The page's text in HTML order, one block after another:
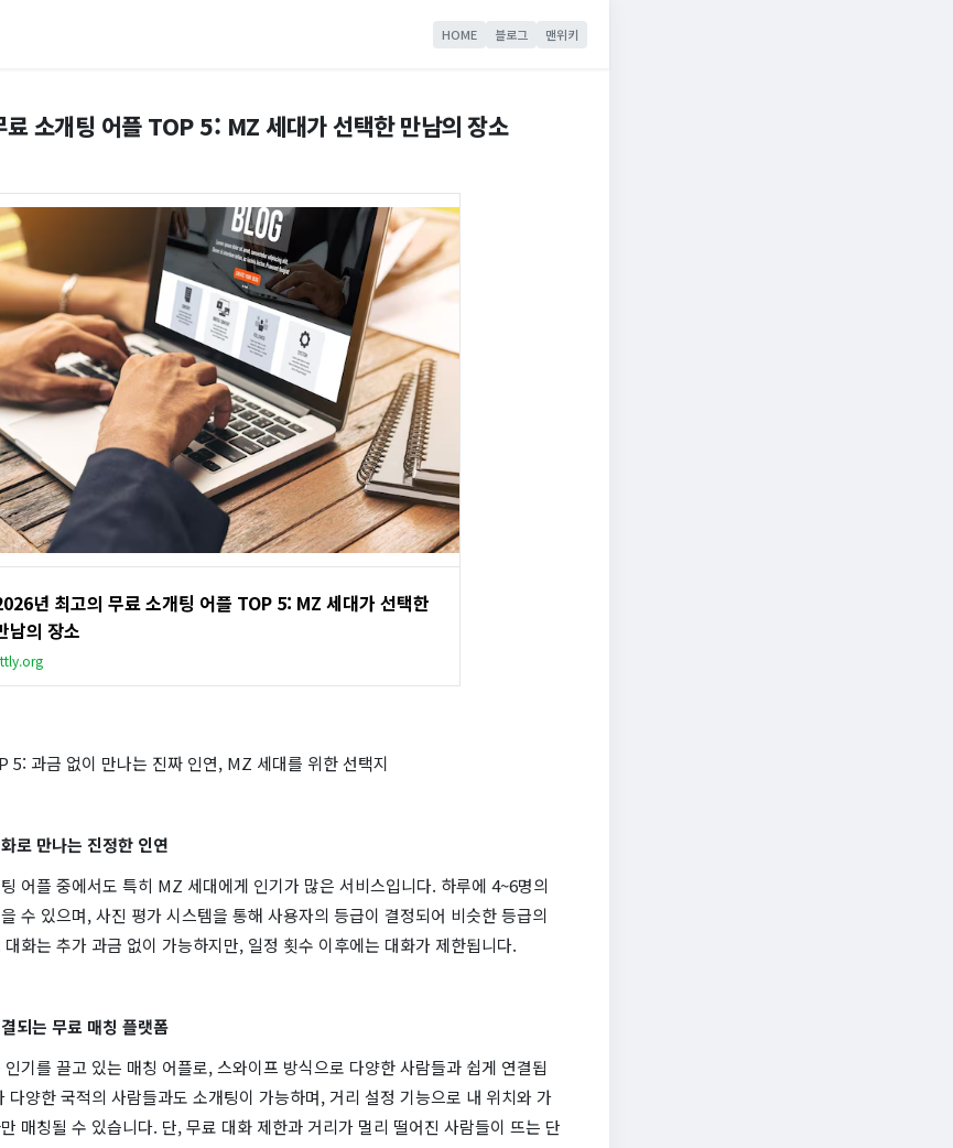
HOME 블로그 맨위키
소개팅 어플 TOP 5: MZ 세대가 선택한 만남의 장소
년 최고의 무료 소개팅 어플 TOP 5: MZ 세대가 선택한
남의 장소
5: 과금 없이 만나는 진짜 인연, MZ 세대를 위한 선택지
로 만나는 진정한 인연
어플 중에서도 특히 MZ 세대에게 인기가 많은 서비스입니다. 하루에 4~6명의
수 있으며, 사진 평가 시스템을 통해 사용자의 등급이 결정되어 비슷한 등급의
화는 추가 과금 없이 가능하지만, 일정 횟수 이후에는 대화가 제한됩니다.
되는 무료 매칭 플랫폼
기를 끌고 있는 매칭 어플로, 스와이프 방식으로 다양한 사람들과 쉽게 연결됩
다양한 국적의 사람들과도 소개팅이 가능하며, 거리 설정 기능으로 내 위치와 가
매칭될 수 있습니다. 단, 무료 대화 제한과 거리가 멀리 떨어진 사람들이 뜨는 단